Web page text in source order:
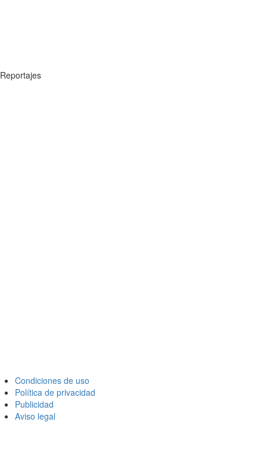
Reportajes
Condiciones de uso
Política de privacidad
Publicidad
Aviso legal